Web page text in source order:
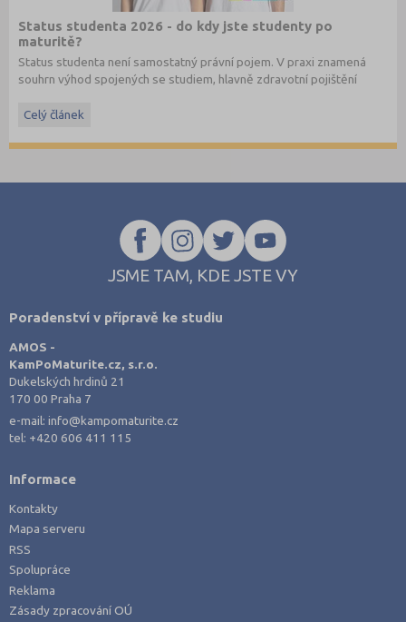
Status studenta 2026 - do kdy jste studenty po
maturitě?
Status studenta není samostatný právní pojem. V praxi znamená
souhrn výhod spojených se studiem, hlavně zdravotní pojištění
Celý článek
JSME TAM, KDE JSTE VY
Poradenství v přípravě ke studiu
AMOS -
KamPoMaturite.cz, s.r.o.
Dukelských hrdinů 21
170 00 Praha 7
e-mail:info@kampomaturite.cz
tel: +420 606 411 115
Informace
Kontakty
Mapa serveru
RSS
Spolupráce
Reklama
Zásady zpracování OÚ